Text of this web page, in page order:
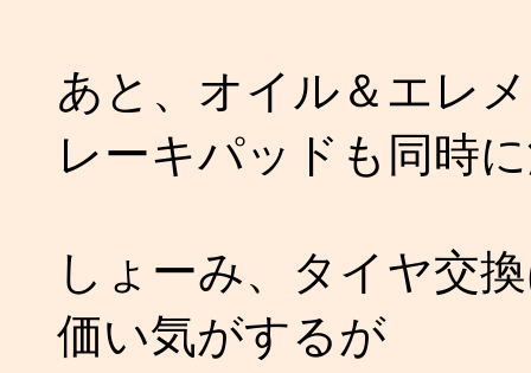
あと、オイル＆エレ
レーキパッドも同時
しょーみ、タイヤ交
価い気がするが